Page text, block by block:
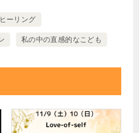
ーリング
私の中の直感的なこども